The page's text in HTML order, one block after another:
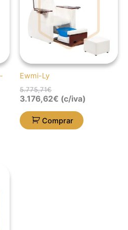
Ewmi-Ly
5.775,71€
5.775,71€.
3.176,62€.
3.176,62€ (c/iva)
Comprar